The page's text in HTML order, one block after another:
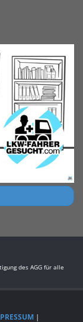
des AGG für alle
|